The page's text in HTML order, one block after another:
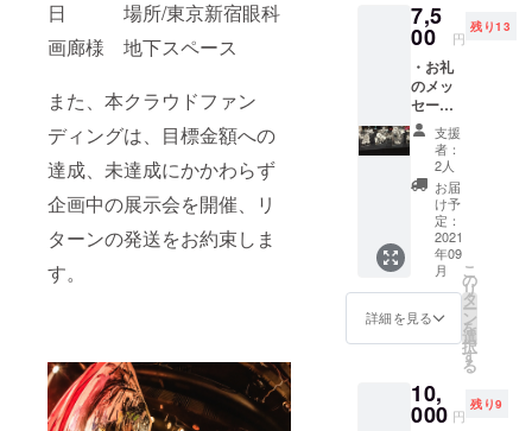
日 場所/東京新宿眼科
画廊様 地下スペース
また、本クラウドファン
ディングは、目標金額への
達成、未達成にかかわらず
企画中の展示会を開催、リ
ターンの発送をお約束しま
す。
7,5
00 円
残り13
・お礼
のメッ
セージ
（電子
メール
版） ・
アクリ
ル板入
り、ハ
ガキサ
イズ1点
もの原
画(新作
描き下
ろし・
ランダ
支援
者：
2人
お届
け予
定：
2021
年09
月
詳細を見る
こ
の
リ
タ
ー
ン
を
選
択
す
る
10,
000 円
残り9